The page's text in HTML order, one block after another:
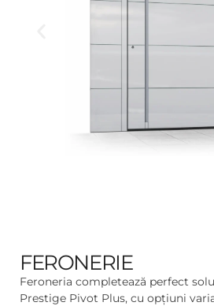
FERONERIE
Feroneria completează perfect
Prestige Pivot Plus, cu opțiuni